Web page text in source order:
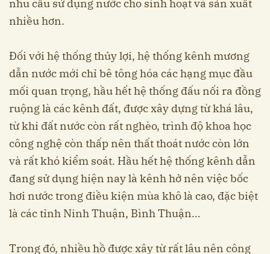
nhu cầu sử dụng nước cho sinh hoạt và sản xuất
nhiều hơn.
Đối với hệ thống thủy lợi, hệ thống kênh mương
dẫn nước mới chỉ bê tông hóa các hạng mục đầu
mối quan trọng, hầu hết hệ thống đấu nối ra đồng
ruộng là các kênh đất, được xây dựng từ khá lâu,
từ khi đất nước còn rất nghèo, trình độ khoa học
công nghệ còn thấp nên thất thoát nước còn lớn
và rất khó kiểm soát. Hầu hết hệ thống kênh dẫn
đang sử dụng hiện nay là kênh hở nên việc bốc
hơi nước trong điều kiện mùa khô là cao, đặc biệt
là các tỉnh Ninh Thuận, Bình Thuận…
Trong đó, nhiều hồ được xây từ rất lâu nên công